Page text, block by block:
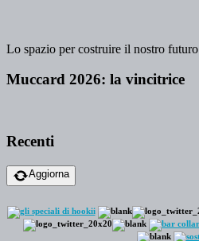
Lo spazio per costruire il nostro futuro
Muccard 2026: la vincitrice
Recenti
Aggiorna